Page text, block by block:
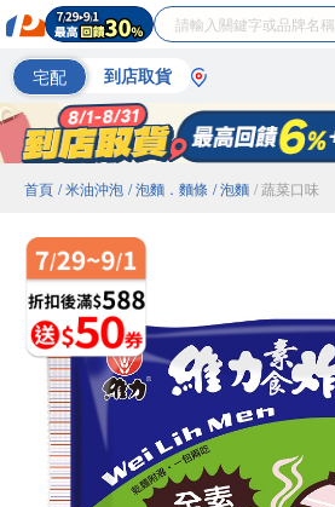
宅配 到店取貨
首頁 / 米油沖泡 / 泡麵．麵條 / 泡麵 / 蔬菜口味